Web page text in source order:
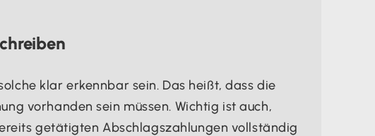
klar erkennbar sein. Das heißt, dass die
vorhanden sein müssen. Wichtig ist auch,
getätigten Abschlagszahlungen vollständig